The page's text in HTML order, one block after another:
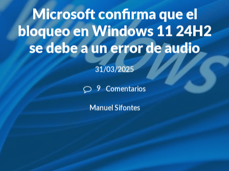
Microsoft confirma que el
bloqueo en Windows 11 24H2
se debe a un error de audio
31/03/2025
9 Comentarios
Manuel Sifontes